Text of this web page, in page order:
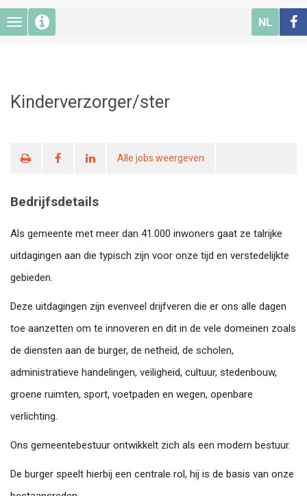
Toggle navigation NL
Kinderverzorger/ster
Alle jobs weergeven
Bedrijfsdetails
Als gemeente met meer dan 41.000 inwoners gaat ze talrijke
uitdagingen aan die typisch zijn voor onze tijd en verstedelijkte
gebieden.
Deze uitdagingen zijn evenveel drijfveren die er ons alle dagen
toe aanzetten om te innoveren en dit in de vele domeinen zoals
de diensten aan de burger, de netheid, de scholen,
administratieve handelingen, veiligheid, cultuur, stedenbouw,
groene ruimten, sport, voetpaden en wegen, openbare
verlichting.
Ons gemeentebestuur ontwikkelt zich als een modern bestuur.
De burger speelt hierbij een centrale rol, hij is de basis van onze